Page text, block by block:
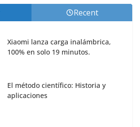
Recent
Xiaomi lanza carga inalámbrica,
100% en solo 19 minutos.
El método científico: Historia y
aplicaciones